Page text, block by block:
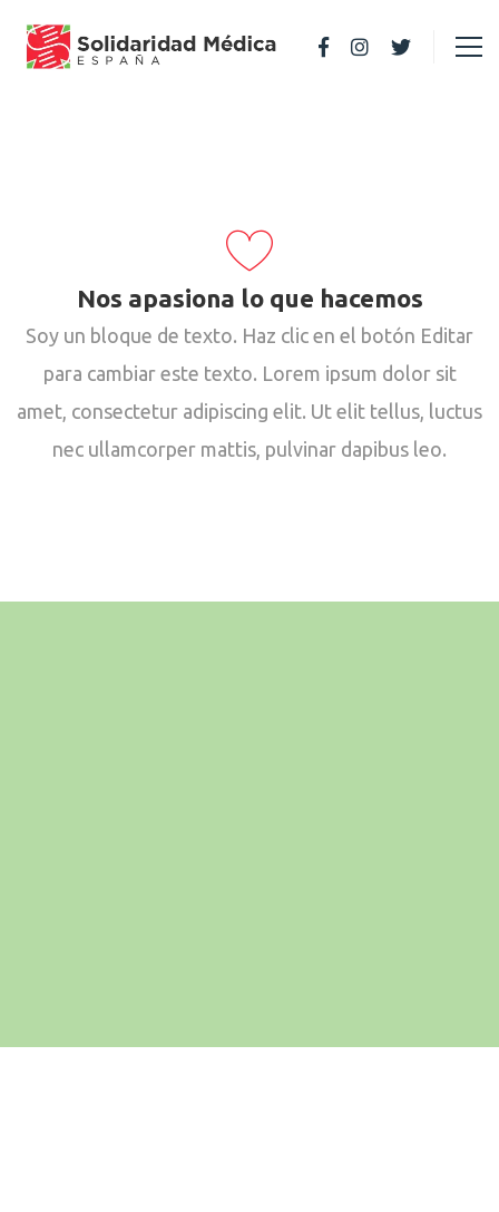
Nos apasiona lo que hacemos
Soy un bloque de texto. Haz clic en el botón Editar
para cambiar este texto. Lorem ipsum dolor sit
amet, consectetur adipiscing elit. Ut elit tellus, luctus
nec ullamcorper mattis, pulvinar dapibus leo.